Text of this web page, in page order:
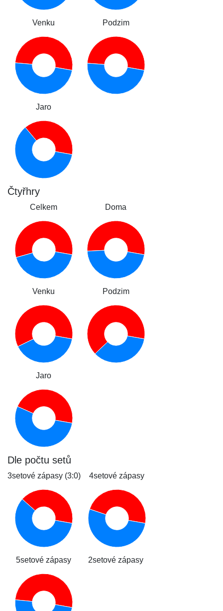
Venku Podzim
Jaro
Čtyřhry
Celkem Doma
Venku Podzim
Jaro
Dle počtu setů
3setové zápasy (3:0) 4setové zápasy
5setové zápasy 2setové zápasy